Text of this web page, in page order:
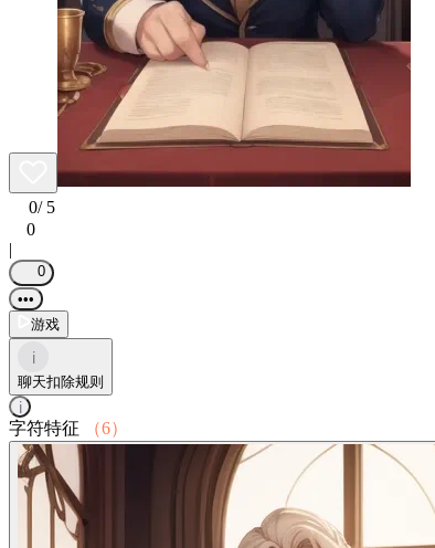
0/ 5
0
|
0
•••
游戏
i
聊天扣除规则
i
字符特征
（6）